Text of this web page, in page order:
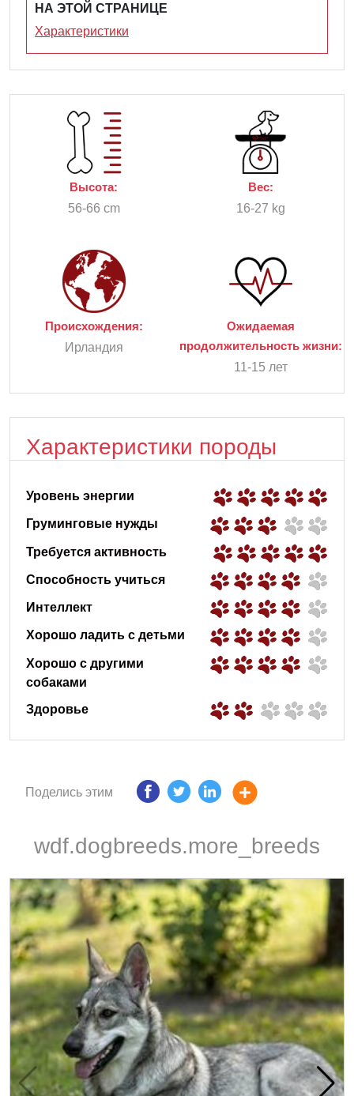
НА ЭТОЙ СТРАНИЦЕ
Характеристики
Высота:
56-66 cm
Вес:
16-27 kg
Происхождения:
Ирландия
Ожидаемая
продолжительность жизни:
11-15 лет
Характеристики породы
Уровень энергии
Груминговые нужды
Требуется активность
Способность учиться
Интеллект
Хорошо ладить с детьми
Хорошо с другими
собаками
Здоровье
Поделись этим
wdf.dogbreeds.more_breeds